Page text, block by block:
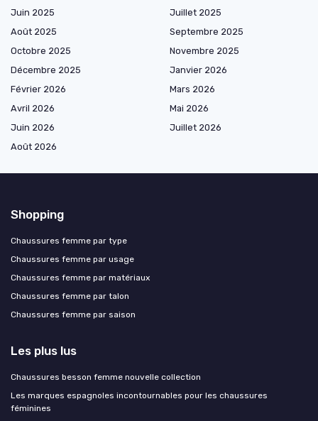
Juin 2025
Juillet 2025
Août 2025
Septembre 2025
Octobre 2025
Novembre 2025
Décembre 2025
Janvier 2026
Février 2026
Mars 2026
Avril 2026
Mai 2026
Juin 2026
Juillet 2026
Août 2026
Shopping
Chaussures femme par type
Chaussures femme par usage
Chaussures femme par matériaux
Chaussures femme par talon
Chaussures femme par saison
Les plus lus
Chaussures besson femme nouvelle collection
Les marques espagnoles incontournables pour les chaussures
féminines